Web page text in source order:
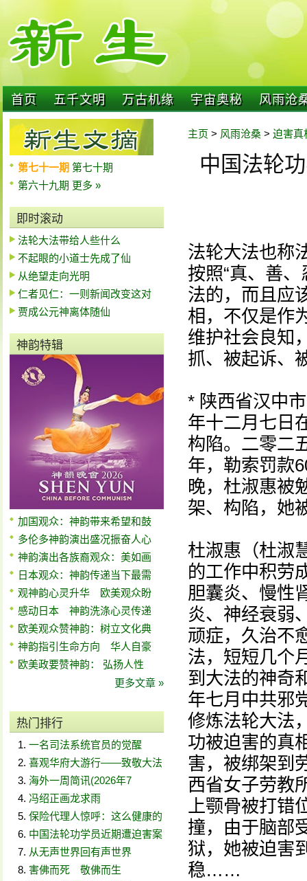
首页 五千文明 万古机缘 宇宙奥秘 风雨沧
第七十一期 第七十期
第六十九期 更多 »
即时滚动
法轮大法带给人些什么
不起眼的小道士先成了仙
从绝望走向光明
仁者见仁：一则新闻改变这对
贾成公元神离体随仙
神韵特辑
加国观众：神韵带来希望和鼓
多伦多神韵演出盛况振奋人心
神韵演出各族裔观众：美如画
日本观众：神韵传递当下最需
观神韵心灵升华 欧美观众盼
感动日本 神韵洗涤心灵传递
欧美观众赞神韵：树立文化典
神韵指引生命方向 华人自豪
欧美政要赞神韵： 弘扬人性
更多文章 »
热门排行
一名司法系统官员的觉醒
喜观华府大游行——致敬大法
海外一周简讯(2026年7
冯绍正画龙求雨
保险代理人惊呼：这么健康的
中国法轮功学员近期遭迫害案
从无声世界回有声世界
害佛而死 敬佛而生
主页 > 风雨沧桑 > 迫害真
中国法轮
法轮大法也称
按照“真、善
法的，而且应
相，不仅是作
维护社会良知
抓、被起诉、
* 陕西省汉中
年十二月七日
构陷。二零二
年，勒索罚款
晚，杜淑惠被
架、构陷，她
杜淑惠（杜淑
的工作中积劳
胆囊炎、慢性
炎、神经衰弱
顽症，久治不
法，短短几个
到大法的神奇
年七月中共邪
修炼法轮大法
功被迫害的真
害，被绑架到
西省女子劳教
上颚骨被打错
撞，由于脑部
狱，她被迫害
稳……